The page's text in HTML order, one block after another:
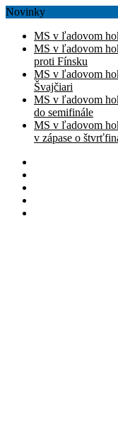
Novinky
MS v ľadovom
MS v ľadovom
proti Fínsku
MS v ľadovom
Švajčiari
MS v ľadovom
do semifinále
MS v ľadovom
v zápase o